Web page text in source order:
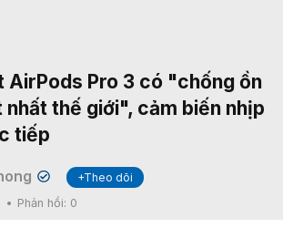
AirPods Pro 3 có "chống ồn
thế giới", cảm biến nhịp
tiếp
✔
+Theo dõi
Phản hồi: 0